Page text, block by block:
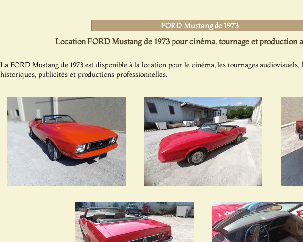
FORD Mustang de 1973
Location FORD Mustang de 1973 pour cinéma, tournage et production
La FORD Mustang de 1973 est disponible à la location pour le cinéma, les tournages audiovisuels,
historiques, publicités et productions professionnelles.